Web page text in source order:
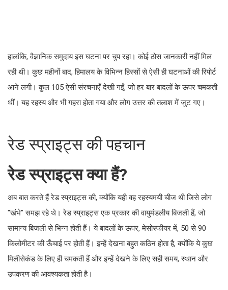
हालांकि, वैज्ञानिक समुदाय इस घटना पर चुप रहा। कोई ठोस जानकारी नहीं मिल
रही थी। कुछ महीनों बाद, हिमालय के विभिन्न हिस्सों से ऐसी ही घटनाओं की रिपोर्ट
आने लगी। कुल 105 ऐसी संरचनाएँ देखी गईं, जो हर बार बादलों के ऊपर चमकती
थीं। यह रहस्य और भी गहरा होता गया और लोग उत्तर की तलाश में जुट गए।
रेड स्प्राइट्स की पहचान
रेड स्प्राइट्स क्या हैं?
अब बात करते हैं रेड स्प्राइट्स की, क्योंकि यही वह रहस्यमयी चीज थी जिसे लोग
"खंभे" समझ रहे थे। रेड स्प्राइट्स एक प्रकार की वायुमंडलीय बिजली हैं, जो
सामान्य बिजली से भिन्न होती हैं। ये बादलों के ऊपर, मेसोस्फीयर में, 50 से 90
किलोमीटर की ऊँचाई पर होती हैं। इन्हें देखना बहुत कठिन होता है, क्योंकि ये कुछ
मिलीसेकंड के लिए ही चमकती हैं और इन्हें देखने के लिए सही समय, स्थान और
उपकरण की आवश्यकता होती है।